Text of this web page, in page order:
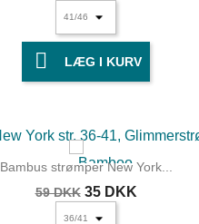
 LÆG I KURV
Bambus strømper New York...
59 DKK 35 DKK